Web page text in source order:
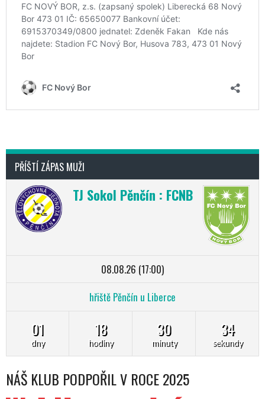
PŘÍŠTÍ ZÁPAS MUŽI
TJ Sokol Pěnčín : FCNB
08.08.26 (17:00)
hřiště Pěnčín u Liberce
01
dny
18
hodiny
30
minuty
33
sekundy
NÁŠ KLUB PODPOŘIL V ROCE 2025